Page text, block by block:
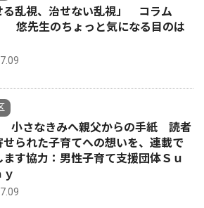
る乱視、治せない乱視」 コラム
悠先生のちょっと気になる目のは
小さなきみへ親父からの手紙 読者
せられた子育てへの想いを、連載で
ます協力：男性子育て支援団体Ｓｕ
ｙ